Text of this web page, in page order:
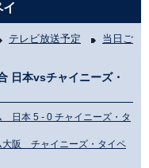
テレビ放送予定
当日ご
日本vsチャイニーズ・
本 5 - 0 チャイニーズ・タ
阪 チャイニーズ・タイペ